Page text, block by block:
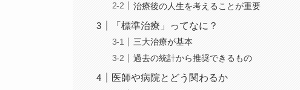
治療後の人生を考えることが重要
「標準治療」ってなに？
三大治療が基本
過去の統計から推奨できるもの
医師や病院とどう関わるか